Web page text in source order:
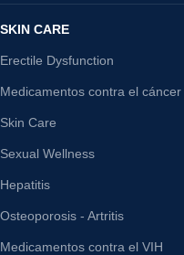
SKIN CARE
Erectile Dysfunction
Medicamentos contra el cáncer
Skin Care
Sexual Wellness
Hepatitis
Osteoporosis - Artritis
Medicamentos contra el VIH